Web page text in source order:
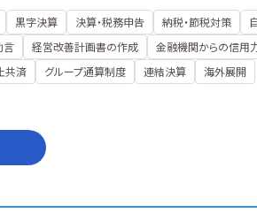
黒字決算 決算・税務申告 納税・節税対策
言 経営改善計画書の作成
金融機関からの信用
共済 グループ通算制度 連結決算
海外展開